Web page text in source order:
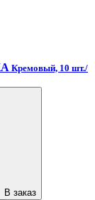
Кремовый, 10 шт./
В заказ